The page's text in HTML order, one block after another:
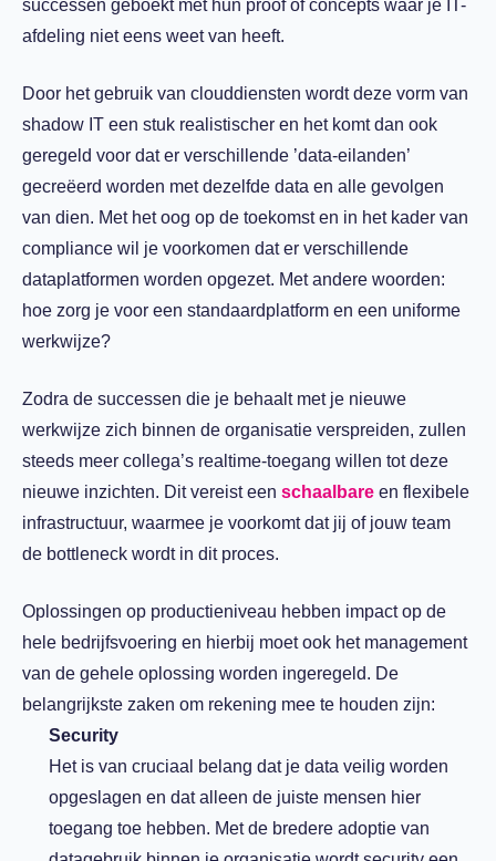
successen geboekt met hun proof of concepts waar je IT-
afdeling niet eens weet van heeft.
Door het gebruik van clouddiensten wordt deze vorm van
shadow IT een stuk realistischer en het komt dan ook
geregeld voor dat er verschillende ’data-eilanden’
gecreëerd worden met dezelfde data en alle gevolgen
van dien. Met het oog op de toekomst en in het kader van
compliance wil je voorkomen dat er verschillende
dataplatformen worden opgezet. Met andere woorden:
hoe zorg je voor een standaardplatform en een uniforme
werkwijze?
Zodra de successen die je behaalt met je nieuwe
werkwijze zich binnen de organisatie verspreiden, zullen
steeds meer collega’s realtime-toegang willen tot deze
nieuwe inzichten. Dit vereist een schaalbare en flexibele
infrastructuur, waarmee je voorkomt dat jij of jouw team
de bottleneck wordt in dit proces.
Oplossingen op productieniveau hebben impact op de
hele bedrijfsvoering en hierbij moet ook het management
van de gehele oplossing worden ingeregeld. De
belangrijkste zaken om rekening mee te houden zijn:
Security
Het is van cruciaal belang dat je data veilig worden
opgeslagen en dat alleen de juiste mensen hier
toegang toe hebben. Met de bredere adoptie van